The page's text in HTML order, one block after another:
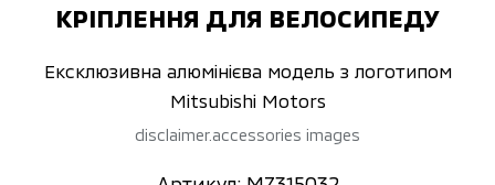
КРІПЛЕННЯ ДЛЯ ВЕЛОСИПЕДУ
Ексклюзивна алюмінієва модель з логотипом
Mitsubishi Motors
disclaimer.accessories images